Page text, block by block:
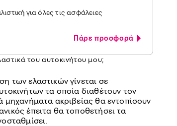
για όλες τις ασφάλειες
Πάρε προσφορά
του αυτοκινήτου μου;
των ελαστικών γίνεται σε
τα οποία διαθέτουν τον
μηχανήματα ακριβείας θα εντοπίσουν
έπειτα θα τοποθετήσει τα